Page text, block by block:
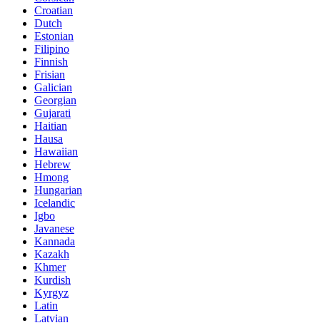
Croatian
Dutch
Estonian
Filipino
Finnish
Frisian
Galician
Georgian
Gujarati
Haitian
Hausa
Hawaiian
Hebrew
Hmong
Hungarian
Icelandic
Igbo
Javanese
Kannada
Kazakh
Khmer
Kurdish
Kyrgyz
Latin
Latvian